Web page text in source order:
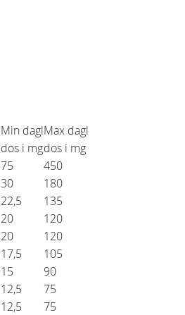
Min daglMax dagl
dos i mgdos i mg
75
450
30
180
22,5
135
20
120
20
120
17,5
105
15
90
12,5
75
12,5
75